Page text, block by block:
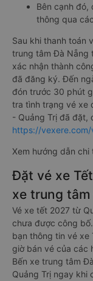
Bên cạnh
thông qua
Sau khi thanh toán
trung tâm Đà Nẵng
xác nhận thành
đã đăng ký. Đến
đón trước 30 phút
tra tình trạng vé xe
- Quảng Trị đã đặt,
https://
Xem hướng dẫn chi
Đặt vé xe
xe trung
Vé xe tết 2027 từ
chưa được công
bạn thông tin vé xe
giờ bán vé của các
Bến xe trung tâm
Quảng Trị ngay khi